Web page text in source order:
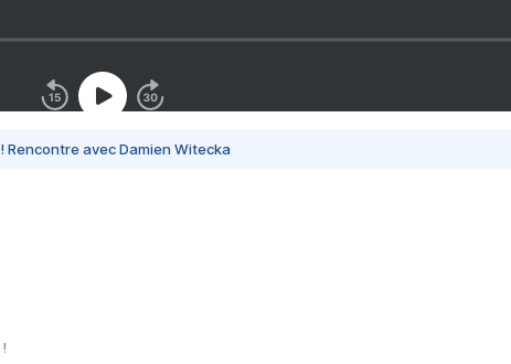
Rencontre avec Damien Witecka